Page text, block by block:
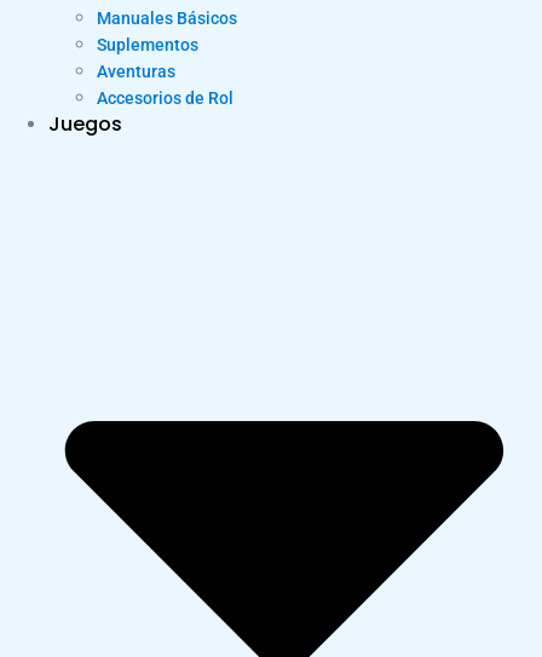
Manuales Básicos
Suplementos
Aventuras
Accesorios de Rol
Juegos